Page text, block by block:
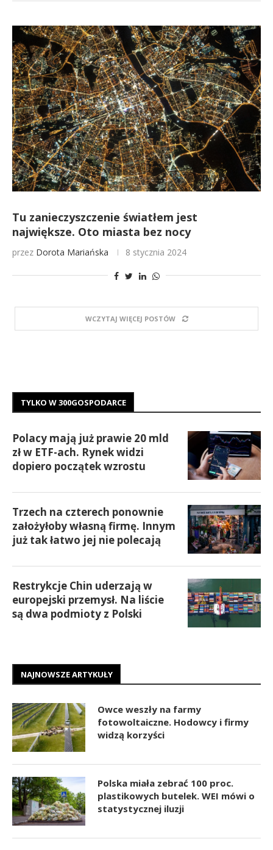
Tu zanieczyszczenie światłem jest
największe. Oto miasta bez nocy
przez Dorota Mariańska 8 stycznia 2024
WCZYTAJ WIĘCEJ POSTÓW
TYLKO W 300GOSPODARCE
Polacy mają już prawie 20 mld
zł w ETF-ach. Rynek widzi
dopiero początek wzrostu
Trzech na czterech ponownie
założyłoby własną firmę. Innym
już tak łatwo jej nie polecają
Restrykcje Chin uderzają w
europejski przemysł. Na liście
są dwa podmioty z Polski
NAJNOWSZE ARTYKUŁY
Owce weszły na farmy
fotowoltaiczne. Hodowcy i firmy
widzą korzyści
Polska miała zebrać 100 proc.
plastikowych butelek. WEI mówi o
statystycznej iluzji